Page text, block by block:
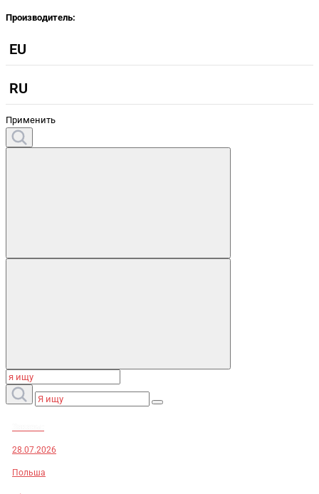
Производитель:
EU
RU
Применить
28.07.2026
Польша